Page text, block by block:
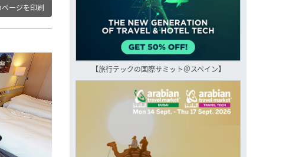
ページを印刷
【旅行テックの国際サミット＠スペイン】